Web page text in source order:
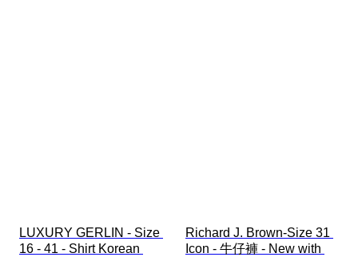
LUXURY GERLIN - Size
16 - 41 - Shirt Korean
Richard J. Brown-Size 31
Icon - 牛仔褲 - New with